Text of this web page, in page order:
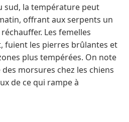
sud, la température peut
offrant aux serpents un
Les femelles
fuient les pierres brûlantes et
plus tempérées. On note
morsures chez les chiens
de ce qui rampe à